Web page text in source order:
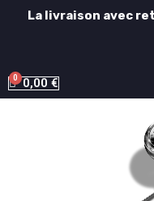
La livraison avec
0,00 €